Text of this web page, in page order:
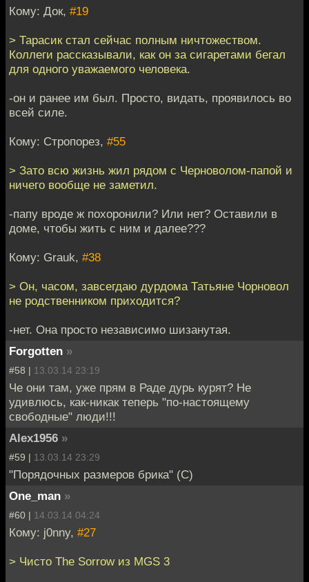
Кому: Док, #19
> Тарасик стал сейчас полным ничтожеством.
Коллеги рассказывали, как он за сигаретами бегал
для одного уважаемого человека.
-он и ранее им был. Просто, видать, проявилось во
всей силе.
Кому: Стропорез, #55
> Зато всю жизнь жил рядом с Черноволом-папой и
ничего вообще не заметил.
-папу вроде ж похоронили? Или нет? Оставили в
доме, чтобы жить с ним и далее???
Кому: Grauk, #38
> Он, часом, завсегдаю дурдома Татьяне Чорновол
не родственником приходится?
-нет. Она просто независимо шизанутая.
Forgotten »
#58 | 13.03.14 23:19
Че они там, уже прям в Раде дурь курят? Не
удивлюсь, как-никак теперь "по-настоящему
свободные" люди!!!
Alex1956 »
#59 | 13.03.14 23:29
"Порядочных размеров брика" (С)
One_man »
#60 | 14.03.14 04:24
Кому: j0nny, #27
> Чисто The Sorrow из MGS 3